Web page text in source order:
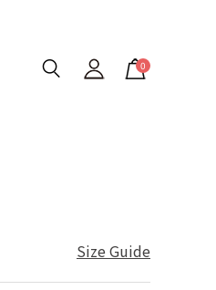
0
Size Guide